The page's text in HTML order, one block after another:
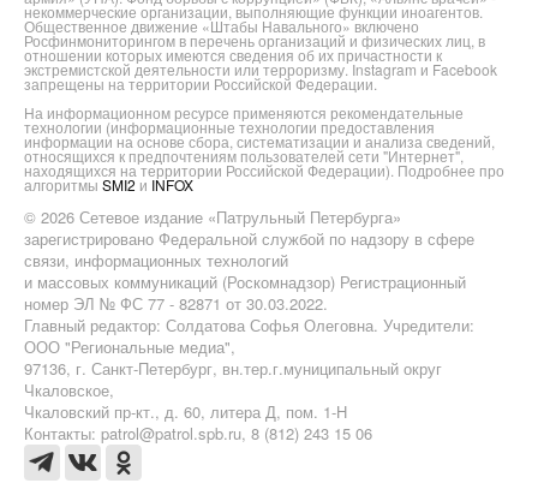
некоммерческие организации, выполняющие функции иноагентов.
Общественное движение «Штабы Навального» включено
Росфинмониторингом в перечень организаций и физических лиц, в
отношении которых имеются сведения об их причастности к
экстремистской деятельности или терроризму. Instagram и Facebook
запрещены на территории Российской Федерации.
На информационном ресурсе применяются рекомендательные
технологии (информационные технологии предоставления
информации на основе сбора, систематизации и анализа сведений,
относящихся к предпочтениям пользователей сети "Интернет",
находящихся на территории Российской Федерации). Подробнее про
алгоритмы SMI2 и INFOX
© 2026 Сетевое издание «Патрульный Петербурга»
зарегистрировано Федеральной службой по надзору в сфере
связи, информационных технологий
и массовых коммуникаций (Роскомнадзор) Регистрационный
номер ЭЛ № ФС 77 - 82871 от 30.03.2022.
Главный редактор: Солдатова Софья Олеговна. Учредители:
ООО "Региональные медиа",
97136, г. Санкт-Петербург, вн.тер.г.муниципальный округ
Чкаловское,
Чкаловский пр-кт., д. 60, литера Д, пом. 1-Н
Контакты: patrol@patrol.spb.ru, 8 (812) 243 15 06